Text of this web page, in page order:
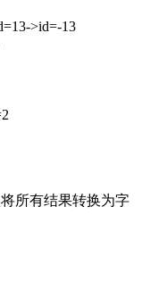
>id=-13
所有结果转换为字